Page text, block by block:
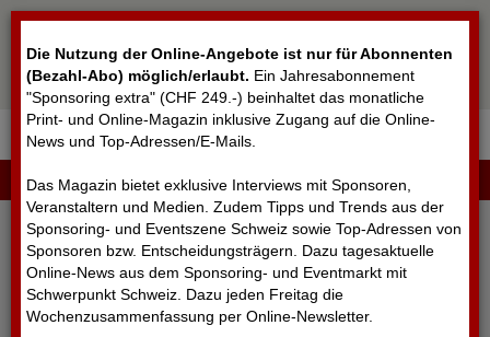
Die Nutzung der Online-Angebote ist nur für Abonnenten
(Bezahl-Abo) möglich/erlaubt. Ein Jahresabonnement
"Sponsoring extra" (CHF 249.-) beinhaltet das monatliche
Print- und Online-Magazin inklusive Zugang auf die Online-
News und Top-Adressen/E-Mails.
Das Magazin bietet exklusive Interviews mit Sponsoren,
Veranstaltern und Medien. Zudem Tipps und Trends aus der
Sponsoring- und Eventszene Schweiz sowie Top-Adressen von
Sponsoren bzw. Entscheidungsträgern. Dazu tagesaktuelle
Online-News aus dem Sponsoring- und Eventmarkt mit
Schwerpunkt Schweiz. Dazu jeden Freitag die
Wochenzusammenfassung per Online-Newsletter.
LOGIN
Cookie-Einstellungen